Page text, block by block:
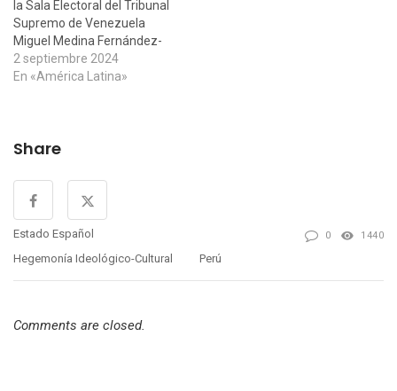
la Sala Electoral del Tribunal
Supremo de Venezuela
Miguel Medina Fernández-
Aceytuno, abogado y
colaborador de Hojas de
venezolana durante el
Los ataques terroristas,
cibernéticos y…
2 septiembre 2024
En «América Latina»
Share
Estado Español
Hegemonía Ideológico-Cultural
Perú
0 1440
Comments are closed.